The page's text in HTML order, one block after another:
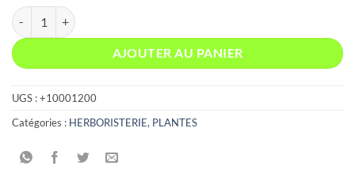
quantité de SAPONAIRE P.A. COUPE FRANCE 100 G
AJOUTER AU PANIER
UGS :+10001200
Catégories : HERBORISTERIE, PLANTES